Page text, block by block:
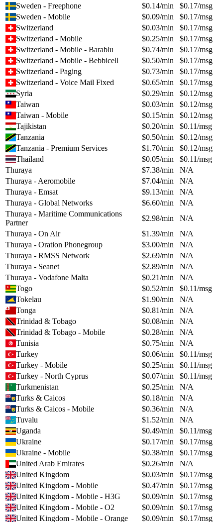
Sweden - Freephone
$0.14/min $0.17/msg
Sweden - Mobile
$0.09/min $0.17/msg
Switzerland
$0.03/min $0.17/msg
Switzerland - Mobile
$0.25/min $0.17/msg
Switzerland - Mobile - Barablu
$0.74/min $0.17/msg
Switzerland - Mobile - Bebbicell
$0.50/min $0.17/msg
Switzerland - Paging
$0.73/min $0.17/msg
Switzerland - Voice Mail Fixed
$0.65/min $0.17/msg
Syria
$0.29/min $0.12/msg
Taiwan
$0.03/min $0.12/msg
Taiwan - Mobile
$0.15/min $0.12/msg
Tajikistan
$0.20/min $0.11/msg
Tanzania
$0.50/min $0.12/msg
Tanzania - Premium Services
$1.70/min $0.12/msg
Thailand
$0.05/min $0.11/msg
Thuraya
$7.38/min
N/A
Thuraya - Aeromobile
$7.04/min
N/A
Thuraya - Emsat
$9.13/min
N/A
Thuraya - Global Networks
$6.60/min
N/A
Thuraya - Maritime Communications
Partner
$2.98/min
N/A
Thuraya - On Air
$1.39/min
N/A
Thuraya - Oration Phonegroup
$3.00/min
N/A
Thuraya - RMSS Network
$2.69/min
N/A
Thuraya - Seanet
$2.89/min
N/A
Thuraya - Vodafone Malta
$0.21/min
N/A
Togo
$0.52/min $0.11/msg
Tokelau
$1.90/min
N/A
Tonga
$0.81/min
N/A
Trinidad & Tobago
$0.08/min
N/A
Trinidad & Tobago - Mobile
$0.28/min
N/A
Tunisia
$0.75/min
N/A
Turkey
$0.06/min $0.11/msg
Turkey - Mobile
$0.25/min $0.11/msg
Turkey - North Cyprus
$0.07/min $0.11/msg
Turkmenistan
$0.25/min
N/A
Turks & Caicos
$0.18/min
N/A
Turks & Caicos - Mobile
$0.36/min
N/A
Tuvalu
$1.52/min
N/A
Uganda
$0.49/min $0.11/msg
Ukraine
$0.17/min $0.17/msg
Ukraine - Mobile
$0.38/min $0.17/msg
United Arab Emirates
$0.26/min
N/A
United Kingdom
$0.03/min $0.17/msg
United Kingdom - Mobile
$0.47/min $0.17/msg
United Kingdom - Mobile - H3G
$0.09/min $0.17/msg
United Kingdom - Mobile - O2
$0.09/min $0.17/msg
United Kingdom - Mobile - Orange
$0.09/min $0.17/msg